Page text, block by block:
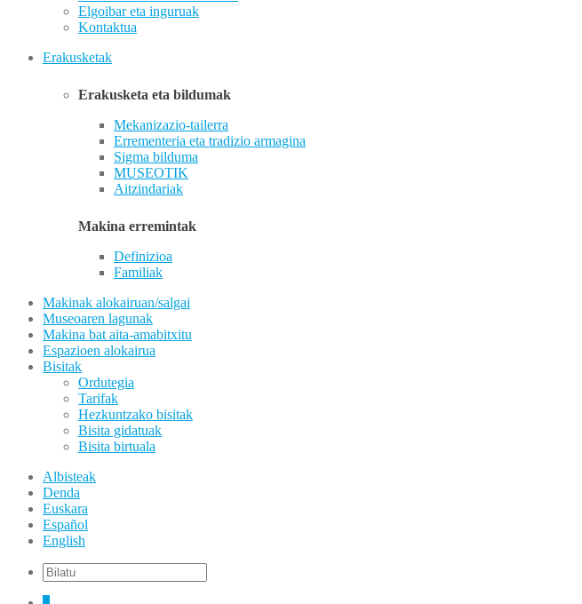
Elgoibar eta inguruak
Kontaktua
Erakusketak
Erakusketa eta bildumak
Mekanizazio-tailerra
Errementeria eta tradizio armagina
Sigma bilduma
MUSEOTIK
Aitzindariak
Makina erremintak
Definizioa
Familiak
Makinak alokairuan/salgai
Museoaren lagunak
Makina bat aita-amabitxitu
Espazioen alokairua
Bisitak
Ordutegia
Tarifak
Hezkuntzako bisitak
Bisita gidatuak
Bisita birtuala
Albisteak
Denda
Euskara
Español
English